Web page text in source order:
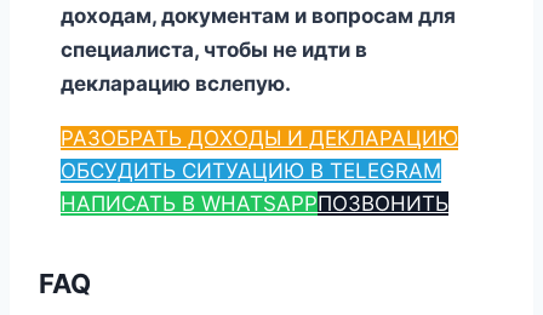
доходам, документам и вопросам для
специалиста, чтобы не идти в
декларацию вслепую.
РАЗОБРАТЬ ДОХОДЫ И ДЕКЛАРАЦИЮ
ОБСУДИТЬ СИТУАЦИЮ В TELEGRAM
НАПИСАТЬ В WHATSAPPПОЗВОНИТЬ
FAQ